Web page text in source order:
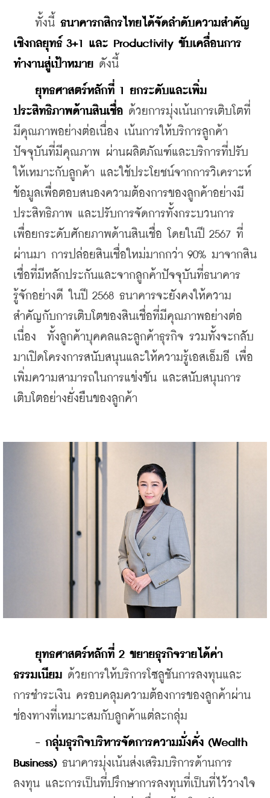
ทั้งนี้ ธนาคารกสิกรไทยได้จัดลำดับความสําคัญ
เชิงกลยุทธ์ 3+1 และ Productivity ขับเคลื่อนการ
ทำงานสู่เป้าหมาย ดังนี้
ยุทธศาสตร์หลักที่ 1 ยกระดับและเพิ่ม
ประสิทธิภาพด้านสินเชื่อ ด้วยการมุ่งเน้นการเติบโตที่
มีคุณภาพอย่างต่อเนื่อง เน้นการให้บริการลูกค้า
ปัจจุบันที่มีคุณภาพ ผ่านผลิตภัณฑ์และบริการที่ปรับ
ให้เหมาะกับลูกค้า และใช้ประโยชน์จากการวิเคราะห์
ข้อมูลเพื่อตอบสนองความต้องการของลูกค้าอย่างมี
ประสิทธิภาพ และปรับการจัดการทั้งกระบวนการ
เพื่อยกระดับศักยภาพด้านสินเชื่อ โดยในปี 2567 ที่
ผ่านมา การปล่อยสินเชื่อใหม่มากกว่า 90% มาจากสิน
เชื่อที่มีหลักประกันและจากลูกค้าปัจจุบันที่ธนาคาร
รู้จักอย่างดี ในปี 2568 ธนาคารจะยังคงให้ความ
สําคัญกับการเติบโตของสินเชื่อที่มีคุณภาพอย่างต่อ
เนื่อง  ทั้งลูกค้าบุคคลและลูกค้าธุรกิจ รวมทั้งจะกลับ
มาเปิดโครงการสนับสนุนและให้ความรู้เอสเอ็มอี เพื่อ
เพิ่มความสามารถในการแข่งขัน และสนับสนุนการ
เติบโตอย่างยั่งยืนของลูกค้า
ยุทธศาสตร์หลักที่ 2 ขยายธุรกิจรายได้ค่า
ธรรมเนียม ด้วยการให้บริการโซลูชันการลงทุนและ
การชําระเงิน ครอบคลุมความต้องการของลูกค้าผ่าน
ช่องทางที่เหมาะสมกับลูกค้าแต่ละกลุ่ม
- กลุ่มธุรกิจบริหารจัดการความมั่งคั่ง (Wealth
Business) ธนาคารมุ่งเน้นส่งเสริมบริการด้านการ
ลงทุน และการเป็นที่ปรึกษาการลงทุนที่เป็นที่ไว้วางใจ